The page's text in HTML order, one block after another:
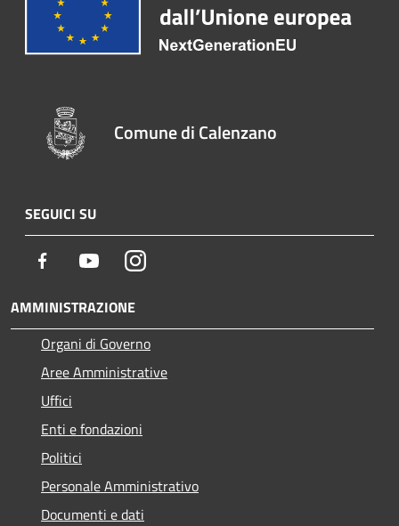
Comune di Calenzano
SEGUICI SU
Facebook YoutubeInstagram
AMMINISTRAZIONE
Organi di Governo
Aree Amministrative
Uffici
Enti e fondazioni
Politici
Personale Amministrativo
Documenti e dati